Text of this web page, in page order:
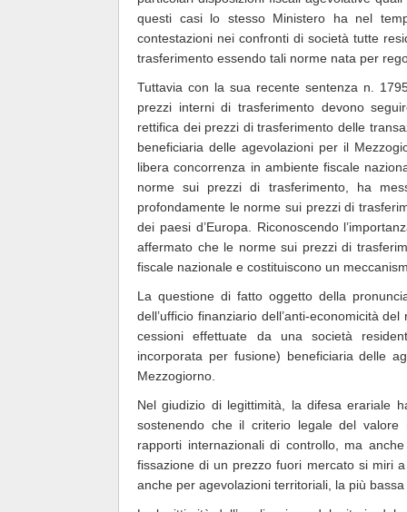
questi casi lo stesso Ministero ha nel
contestazioni nei confronti di società tutte
trasferimento essendo tali norme nata per
Tuttavia con la sua recente sentenza n.
prezzi interni di trasferimento devono
rettifica dei prezzi di trasferimento delle
beneficiaria delle agevolazioni per il
libera concorrenza in ambiente fiscale
norme sui prezzi di trasferimento, ha
profondamente le norme sui prezzi di
dei paesi d’Europa. Riconoscendo
affermato che le norme sui prezzi di
fiscale nazionale e costituiscono un
La questione di fatto oggetto della
dell’ufficio finanziario dell’anti-economicità
cessioni effettuate da una società
incorporata per fusione) beneficiaria delle
Mezzogiorno.
Nel giudizio di legittimità, la difesa erariale
sostenendo che il criterio legale del valore
rapporti internazionali di controllo, ma
fissazione di un prezzo fuori mercato si miri
anche per agevolazioni territoriali, la più bassa